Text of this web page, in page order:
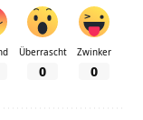
Überrascht
0
Zwinker
0